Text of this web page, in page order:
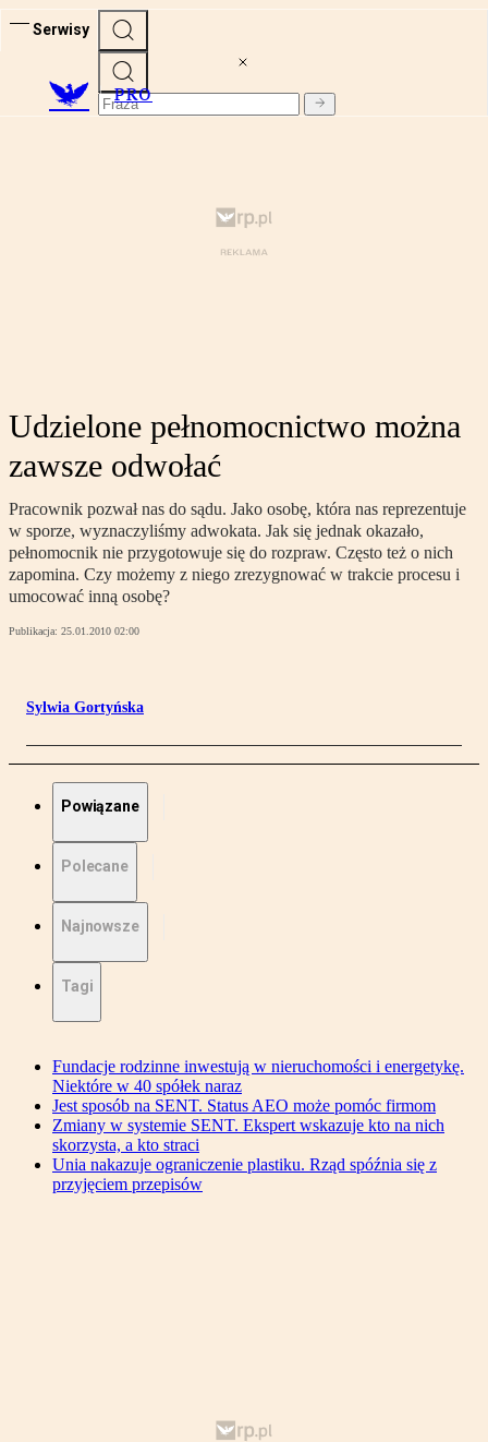
Serwisy
PRO
Udzielone pełnomocnictwo można
zawsze odwołać
Pracownik pozwał nas do sądu. Jako osobę, która nas reprezentuje
w sporze, wyznaczyliśmy adwokata. Jak się jednak okazało,
pełnomocnik nie przygotowuje się do rozpraw. Często też o nich
zapomina. Czy możemy z niego zrezygnować w trakcie procesu i
umocować inną osobę?
Publikacja: 25.01.2010 02:00
Sylwia Gortyńska
Powiązane
Polecane
Najnowsze
Tagi
Fundacje rodzinne inwestują w nieruchomości i energetykę.
Niektóre w 40 spółek naraz
Jest sposób na SENT. Status AEO może pomóc firmom
Zmiany w systemie SENT. Ekspert wskazuje kto na nich
skorzysta, a kto straci
Unia nakazuje ograniczenie plastiku. Rząd spóźnia się z
przyjęciem przepisów